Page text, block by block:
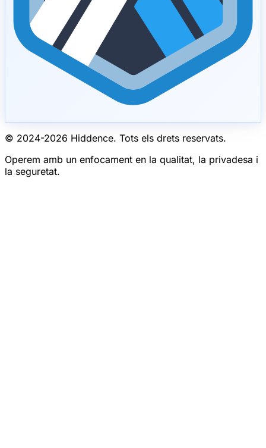
© 2024-2026 Hiddence. Tots els drets reservats.
Operem amb un enfocament en la qualitat, la privadesa i
la seguretat.